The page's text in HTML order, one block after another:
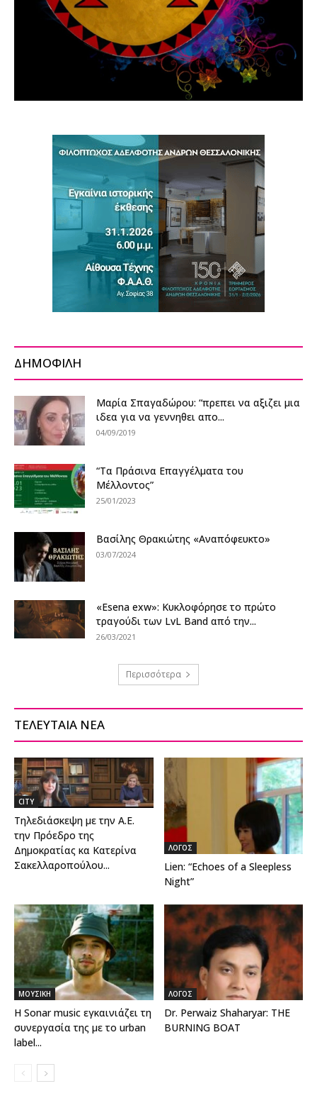
ΔΗΜΟΦΙΛΗ
Μαρία Σπαγαδώρου: “πρεπει να αξιζει μια
ιδεα για να γεννηθει απο...
04/09/2019
“Τα Πράσινα Επαγγέλματα του
Μέλλοντος”
25/01/2023
Βασίλης Θρακιώτης «Αναπόφευκτο»
03/07/2024
«Esena exw»: Κυκλοφόρησε το πρώτο
τραγούδι των LvL Band από την...
26/03/2021
Περισσότερα
ΤΕΛΕΥΤΑΙΑ ΝΕΑ
CITY
Τηλεδιάσκεψη με την Α.Ε.
την Πρόεδρο της
Δημοκρατίας κα Κατερίνα
Σακελλαροπούλου...
ΛΟΓΟΣ
Lien: “Echoes of a Sleepless
Night”
ΜΟΥΣΙΚΗ
Η Sonar music εγκαινιάζει τη
συνεργασία της με το urban
label...
ΛΟΓΟΣ
Dr. Perwaiz Shaharyar: THE
BURNING BOAT